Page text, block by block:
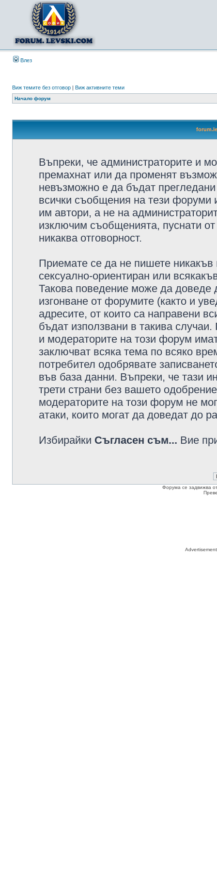
Влез
Виж темите без отговор | Виж активните теми
Начало форум
Въпреки, че администраторите и
премахнат или да променят
невъзможно е да бъдат
всички съобщения на тези форуми
им автори, а не на
изключим съобщенията, пуснати
никаква отговорност.
Приемате се да не пишете никакъв
сексуално-ориентиран или
Такова поведение може да доведе
изгонване от форумите (както и
адресите, от които са направени
бъдат използвани в такива
и модераторите на този форум
заключват всяка тема по всяко
потребител одобрявате
във база данни. Въпреки, че тази
трети страни без вашето
модераторите на този форум не
атаки, които могат да доведат до
Избирайки Съгласен съм... Вие
Форума се задвижва